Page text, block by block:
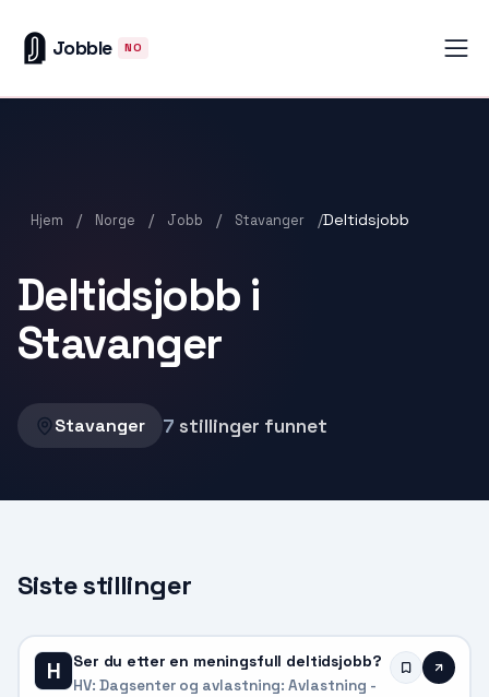
Jobble NO
Hjem / Norge / Jobb / Stavanger /Deltidsjobb
Deltidsjobb i
Stavanger
Stavanger 7 stillinger funnet
Siste stillinger
H Ser du etter en meningsfull deltidsjobb?
HV: Dagsenter og avlastning: Avlastning -